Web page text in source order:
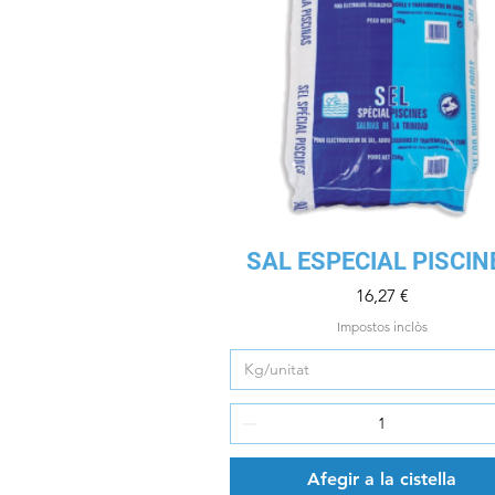
Visualització ràpida
SAL ESPECIAL
Preu
16,27 €
Impostos inclòs
Kg/unitat
Afegir a la cistella